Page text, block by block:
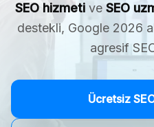
SEO hizmetive SEO
destekli, Google 2026
agresif
Ücretsiz